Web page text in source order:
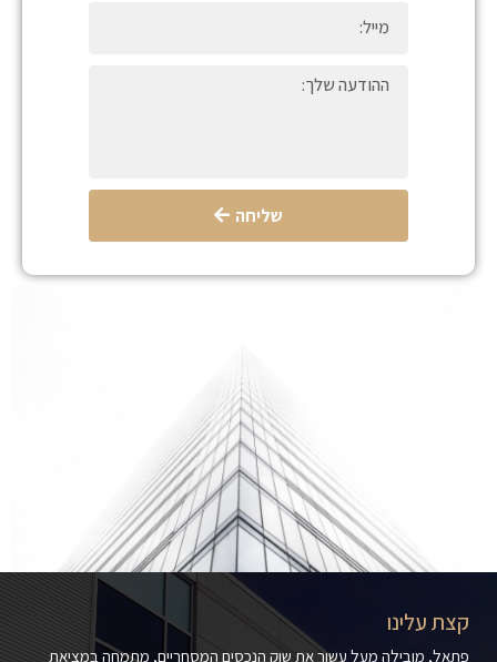
שליחה
קצת עלינו
פתאל, מובילה מעל עשור את שוק הנכסים המסחריים, מתמחה במציאת